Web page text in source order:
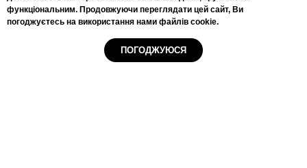
функціональним. Продовжуючи переглядати цей сайт, Ви
погоджуєтесь на використання нами файлів cookie.
ПОГОДЖУЮСЯ
📧 info@csr.com.ua